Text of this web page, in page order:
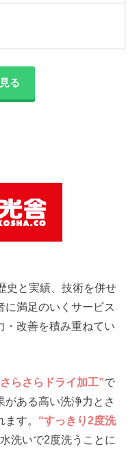
る
史と実績、技術を併せ
満足のいくサービス
・改善を積み重ねてい
らさらドライ加工”で
がある高い洗浄力とさ
す。 “すっきり2度洗
洗いで2度洗うことに